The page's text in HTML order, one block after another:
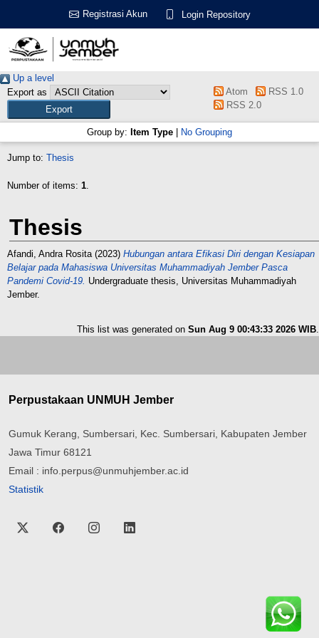
Registrasi Akun Login Repository
Up a level
Export as
Atom
RSS 1.0
RSS 2.0
Group by: Item Type No Grouping
Jump to: Thesis
Number of items: 1.
Thesis
Afandi, Andra Rosita(2023) Hubungan antara Efikasi Diri dengan Kesiapan
Belajar pada Mahasiswa Universitas Muhammadiyah Jember Pasca
Pandemi Covid-19. Undergraduate thesis, Universitas Muhammadiyah
Jember.
This list was generated on Sun Aug 9 00:43:33 2026 WIB.
Perpustakaan UNMUH Jember
Gumuk Kerang, Sumbersari, Kec. Sumbersari, Kabupaten Jember
Jawa Timur 68121
Email : info.perpus@unmuhjember.ac.id
Statistik